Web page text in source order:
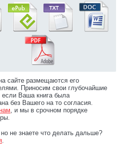
сайте размещаются его
Приносим свои глубочайшие
если Ваша книга была
без Вашего на то согласия.
, и мы в срочном порядке
не знаете что делать дальше?
.